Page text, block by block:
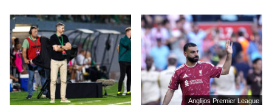
Anglijos Premier League